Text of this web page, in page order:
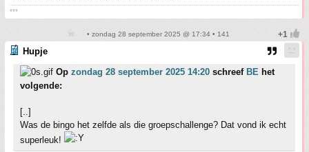
***
• zondag 28 september 2025 @ 17:34 • 141
Hupje
Op zondag 28 september 2025 14:20 schreef BE het
volgende:
[..]
Was de bingo het zelfde als die groepschallenge? Dat vond ik echt
superleuk!